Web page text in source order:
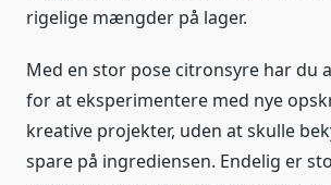
rigelige mængder på lager.
Med en stor pose citronsyre har du
for at eksperimentere med nye
kreative projekter, uden at skulle
spare på ingrediensen. Endelig er